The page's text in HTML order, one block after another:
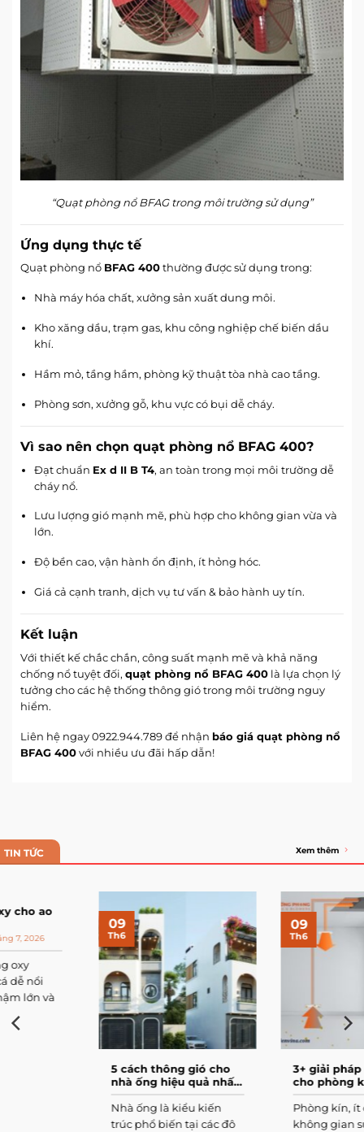
“Quạt phòng nổ BFAG trong môi trường sử dụng”
Ứng dụng thực tế
Quạt phòng nổ BFAG 400thường được sử dụng trong:
Nhà máy hóa chất, xưởng sản xuất dung môi.
Kho xăng dầu, trạm gas, khu công nghiệp chế biến dầu
khí.
Hầm mỏ, tầng hầm, phòng kỹ thuật tòa nhà cao tầng.
Phòng sơn, xưởng gỗ, khu vực có bụi dễ cháy.
Vì sao nên chọn quạt phòng nổ BFAG 400?
Đạt chuẩn Ex d II B T4, an toàn trong mọi môi trường dễ
cháy nổ.
Lưu lượng gió mạnh mẽ, phù hợp cho không gian vừa và
lớn.
Độ bền cao, vận hành ổn định, ít hỏng hóc.
Giá cả cạnh tranh, dịch vụ tư vấn & bảo hành uy tín.
Kết luận
Với thiết kế chắc chắn, công suất mạnh mẽ và khả năng
chống nổ tuyệt đối, quạt phòng nổ BFAG 400 là lựa chọn lý
tưởng cho các hệ thống thông gió trong môi trường nguy
hiểm.
Liên hệ ngay 0922.944.789 để nhận báo giá quạt phòng nổ
BFAG 400với nhiều ưu đãi hấp dẫn!
TIN TỨC Xem thêm
5 cách thông gió cho
nhà ống hiệu quả nhất
Nhà ống là kiểu kiến
trúc phổ biến tại các đô
Th6
3+ giải pháp thông gió
cho phòng kín hiệu
quả nhất
Phòng kín, ít cửa sổ hoặc
không gian sử dụng
09